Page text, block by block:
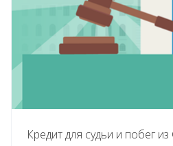
Кредит для судьи и побег